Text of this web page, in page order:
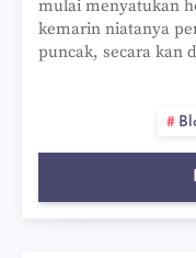
mulai menyatukan
kemarin niatanya
puncak, secara kan